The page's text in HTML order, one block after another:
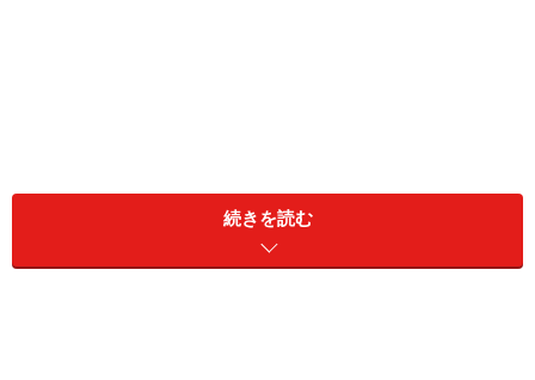
りまでひきつけ、一週間前に行う」
という体制を構築できたといっています。
続きを読む